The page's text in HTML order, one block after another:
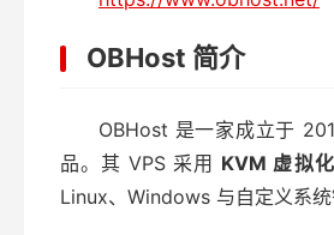
OBHost 简介
OBHost 是一家成立于
品。其 VPS 采用 KVM 虚拟化
Linux、Windows 与自定义系统